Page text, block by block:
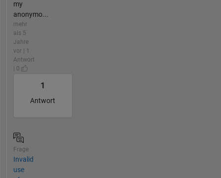
my
anonymo...
mehr
als 5
Jahre
vor | 1
Antwort
| 0
1
Antwort
Frage
Invalid
use